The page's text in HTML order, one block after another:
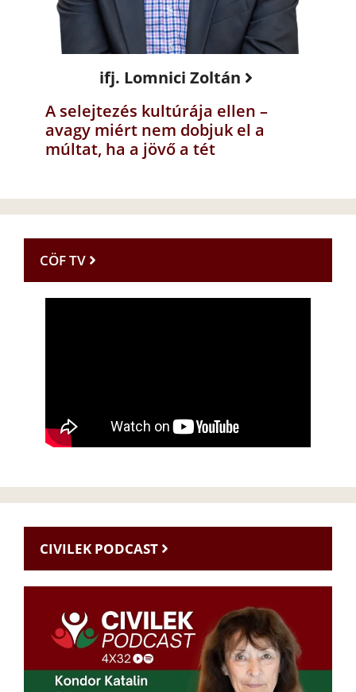
ifj. Lomnici Zoltán
A selejtezés kultúrája ellen –
avagy miért nem dobjuk el a
múltat, ha a jövő a tét
CÖF TV
CIVILEK PODCAST